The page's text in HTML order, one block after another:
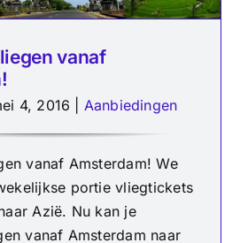
vanaf
4, 2016 Aanbiedingen
vanaf Amsterdam! We
portie vliegtickets
Azië. Nu kan je
vanaf Amsterdam naar